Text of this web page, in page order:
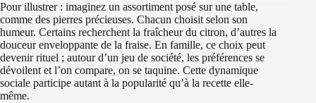
Pour illustrer : imaginez un assortiment posé sur une table,
comme des pierres précieuses. Chacun choisit selon son
humeur. Certains recherchent la fraîcheur du citron, d’autres la
douceur enveloppante de la fraise. En famille, ce choix peut
devenir rituel ; autour d’un jeu de société, les préférences se
dévoilent et l’on compare, on se taquine. Cette dynamique
sociale participe autant à la popularité qu’à la recette elle-
même.